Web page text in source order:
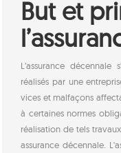
But et
L’assurance
réalisés par une
vices et malfaçons
à certaines normes
réalisation de tels
assurance décennale.